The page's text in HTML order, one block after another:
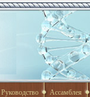
Руководство Ассамблея